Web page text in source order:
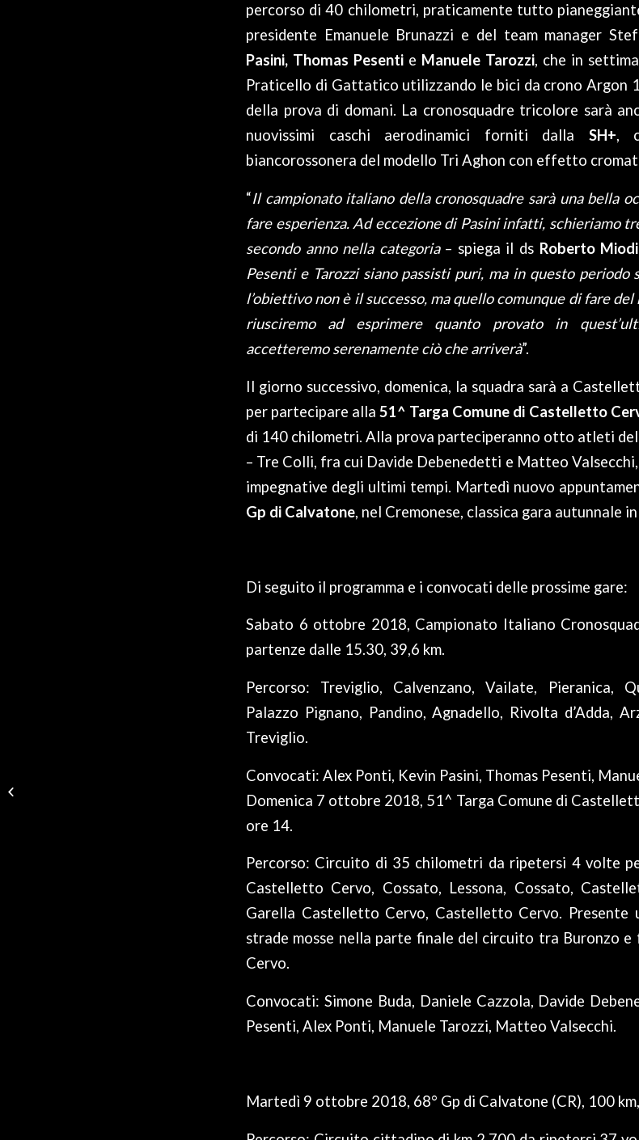
percorso di 40 chilometri, praticamente tutto
presidente Emanuele Brunazzi e del team manager
Pasini, Thomas Pesenti e Manuele Tarozzi, che in
Praticello di Gattatico utilizzando le bici da crono Argon
della prova di domani. La cronosquadre tricolore sarà
nuovissimi caschi aerodinamici forniti dalla SH+,
biancorossonera del modello Tri Aghon con effetto
“Il campionato italiano della cronosquadre sarà una bella
fare esperienza. Ad eccezione di Pasini infatti, schieriamo
secondo anno nella categoria– spiega il ds Roberto
Pesenti e Tarozzi siano passisti puri, ma in questo periodo
l’obiettivo non è il successo, ma quello comunque di fare
riusciremo ad esprimere quanto provato in
accetteremo serenamente ciò che arriverà”.
Il giorno successivo, domenica, la squadra sarà a
per partecipare alla51^ Targa Comune di Castelletto
di 140 chilometri. Alla prova parteciperanno otto atleti del
– Tre Colli, fra cui Davide Debenedetti e Matteo
impegnative degli ultimi tempi. Martedì nuovo
Gp di Calvatone, nel Cremonese, classica gara autunnale
Di seguito il programma e i convocati delle prossime gare:
Sabato 6 ottobre 2018, Campionato Italiano
partenze dalle 15.30, 39,6 km.
Percorso: Treviglio, Calvenzano, Vailate, Pieranica,
Palazzo Pignano, Pandino, Agnadello, Rivolta d’Adda,
Treviglio.
Convocati: Alex Ponti, Kevin Pasini, Thomas Pesenti,
Domenica 7 ottobre 2018, 51^ Targa Comune di
ore 14.
Percorso: Circuito di 35 chilometri da ripetersi 4 volte
Castelletto Cervo, Cossato, Lessona, Cossato,
Garella Castelletto Cervo, Castelletto Cervo. Presente
strade mosse nella parte finale del circuito tra Buronzo
Cervo.
Convocati: Simone Buda, Daniele Cazzola, Davide
Pesenti, Alex Ponti, Manuele Tarozzi, Matteo Valsecchi.
Martedì 9 ottobre 2018, 68° Gp di Calvatone (CR), 100